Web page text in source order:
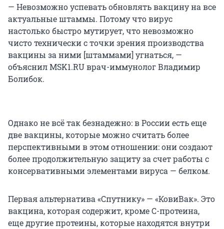
— Невозможно успевать обновлять вакцину на все
актуальные штаммы. Потому что вирус
настолько быстро мутирует, что невозможно
чисто технически с точки зрения производства
вакцины за ними [штаммами] угнаться, —
объяснил MSK1.RU врач-иммунолог Владимир
Болибок.
Однако не всё так безнадежно: в России есть еще
две вакцины, которые можно считать более
перспективными в этом отношении: они создают
более продолжительную защиту за счет работы с
консервативными элементами вируса — белком.
Первая альтернатива «Спутнику» — «КовиВак». Это
вакцина, которая содержит, кроме С-протеина,
еще другие протеины, которые находятся внутри